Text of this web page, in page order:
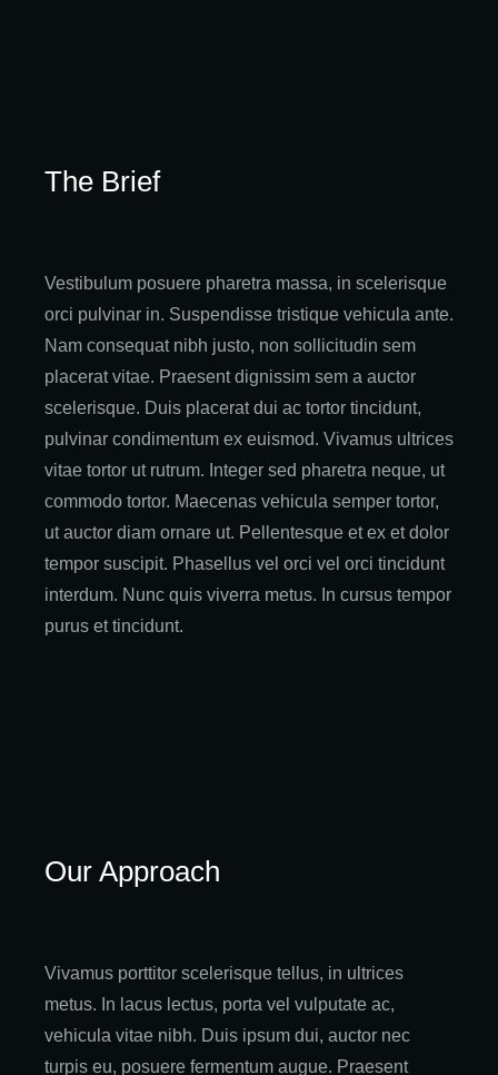
The Brief
Vestibulum posuere pharetra massa, in scelerisque
orci pulvinar in. Suspendisse tristique vehicula ante.
Nam consequat nibh justo, non sollicitudin sem
placerat vitae. Praesent dignissim sem a auctor
scelerisque. Duis placerat dui ac tortor tincidunt,
pulvinar condimentum ex euismod. Vivamus ultrices
vitae tortor ut rutrum. Integer sed pharetra neque, ut
commodo tortor. Maecenas vehicula semper tortor,
ut auctor diam ornare ut. Pellentesque et ex et dolor
tempor suscipit. Phasellus vel orci vel orci tincidunt
interdum. Nunc quis viverra metus. In cursus tempor
purus et tincidunt.
Our Approach
Vivamus porttitor scelerisque tellus, in ultrices
metus. In lacus lectus, porta vel vulputate ac,
vehicula vitae nibh. Duis ipsum dui, auctor nec
turpis eu, posuere fermentum augue. Praesent